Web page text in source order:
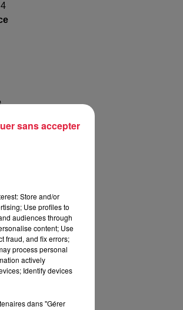
Store and/or
Use profiles to
audiences through
content; Use
fraud, and fix errors;
process personal
actively
Identify devices
dans "Gérer
sans accepter